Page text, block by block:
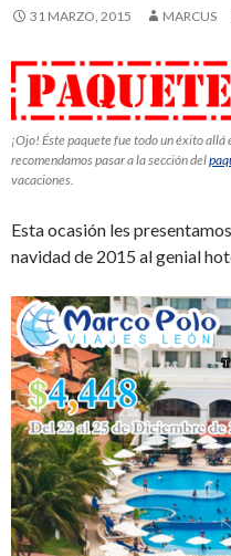
31 MARZO, 2015 MARCUS
¡Ojo! Éste paquete fue todo un éxito
recomendamos pasar a la sección del
vacaciones.
Esta ocasión les
navidad de 2015 al genial